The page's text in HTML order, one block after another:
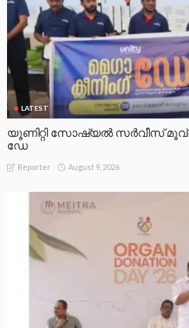
LATEST
യൂണിറ്റി സോഷ്യൽ സർവീസ്
ഡേ
Reporter August 9, 2026